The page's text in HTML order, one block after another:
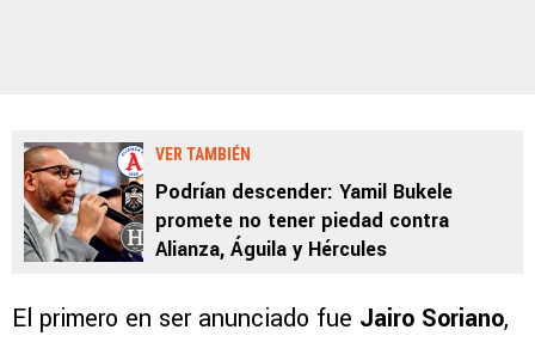
VER TAMBIÉN
Podrían descender: Yamil Bukele
promete no tener piedad contra
Alianza, Águila y Hércules
El primero en ser anunciado fue Jairo Soriano,